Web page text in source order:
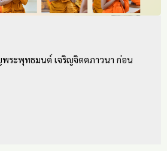
พระพุทธมนต์ เจริญจิตตภาวนา ก่อน